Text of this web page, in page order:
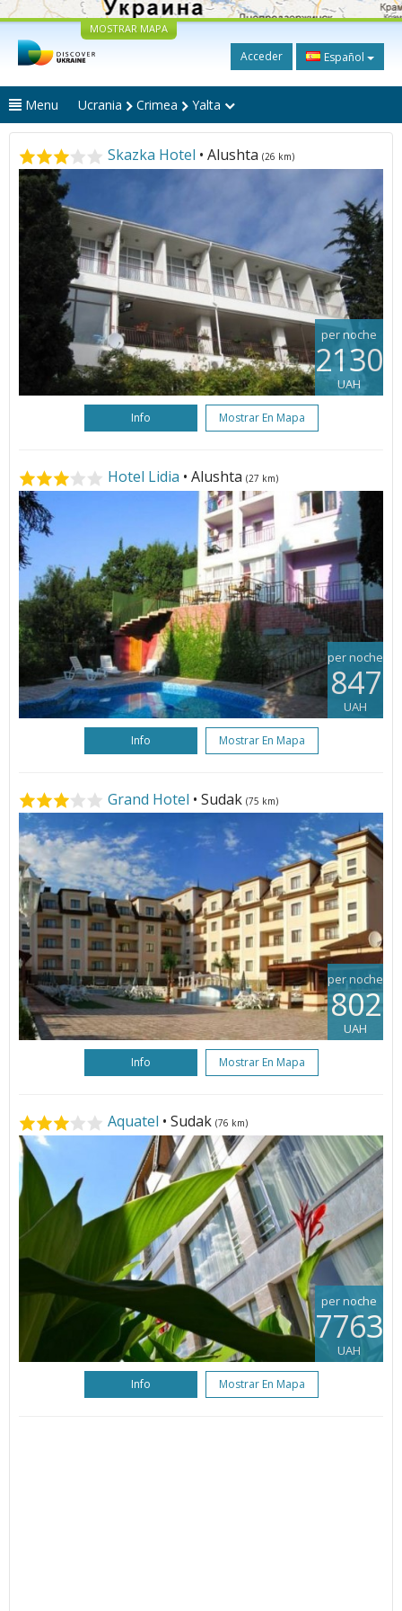
MOSTRAR MAPA
Acceder Español
Menu Ucrania Crimea Yalta
Skazka Hotel • Alushta (26 km)
per noche
2130
UAH
Info Mostrar En Mapa
Hotel Lidia • Alushta (27 km)
per noche
847
UAH
Info Mostrar En Mapa
Grand Hotel • Sudak (75 km)
per noche
802
UAH
Info Mostrar En Mapa
Aquatel • Sudak (76 km)
per noche
7763
UAH
Info Mostrar En Mapa